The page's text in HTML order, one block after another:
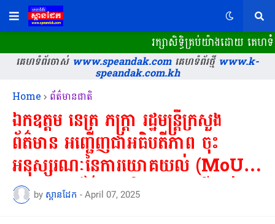
រក្សាសិទ្ធិគ្រប់យ៉ាងដោយ គេហទំ
គេហទំព័រចាស់www.speandak.comគេហទំព័រថ្មីwww.k-
speandak.com.kh
Home ព័ត៌មានជាតិ
ឯកឧត្តម នេត្រ ភក្ត្រា រដ្ឋមន្ត្រីក្រសួង
ព័ត៌មាន អញ្ជើញជាអធិបតីភាព ចុះ
អនុស្សរណៈនៃការយោគយល់ (MoU)
រវាងក្រសួងព័ត៌មាន និងសមាគមទីភ្នាក់ងារ
ប្រព័ន្ធផ្សព្វផ្សាយពាណិជ្ជកម្មកម្ពុជា ...
by ស្ពានដែក - April 07, 2025